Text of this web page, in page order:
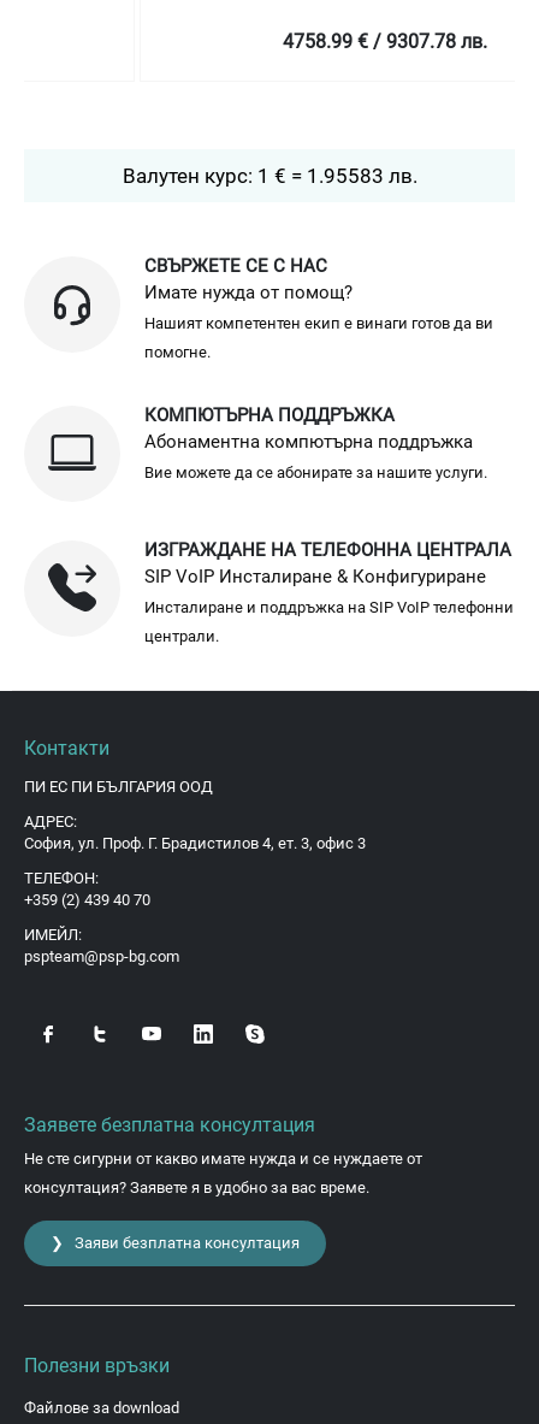
4758.99 € / 9307.78 лв.
Валутен курс: 1 € = 1.95583 лв.
СВЪРЖЕТЕ СЕ С НАС
Имате нужда от помощ?
Нашият компетентен екип е винаги готов да ви
помогне.
КОМПЮТЪРНА ПОДДРЪЖКА
Абонаментна компютърна поддръжка
Вие можете да се абонирате за нашите услуги.
ИЗГРАЖДАНЕ НА ТЕЛЕФОННА ЦЕНТРАЛА
SIP VoIP Инсталиране & Конфигуриране
Инсталиране и поддръжка на SIP VoIP телефонни
централи.
Контакти
ПИ ЕС ПИ БЪЛГАРИЯ ООД
АДРЕС:
София, ул. Проф. Г. Брадистилов 4, ет. 3, офис 3
ТЕЛЕФОН:
+359 (2) 439 40 70
ИМЕЙЛ:
pspteam@psp-bg.com
Заявете безплатна консултация
Не сте сигурни от какво имате нужда и се нуждаете от
консултация? Заявете я в удобно за вас време.
❯ Заяви безплатна консултация
Полезни връзки
Файлове за download